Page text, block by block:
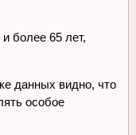
более 65 лет,
данных видно, что
особое